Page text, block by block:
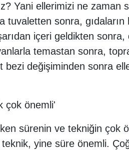
Yani ellerimizi ne zaman
tuvaletten sonra,
içeri geldikten
temastan sonra,
değişiminden sonra
çok önemli'
sürenin ve tekniğin çok
teknik, yine süre önemli.